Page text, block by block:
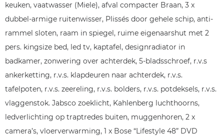
keuken, vaatwasser (Miele), afval compacter Braan, 3 x
dubbel-armige ruitenwisser, Plissés door gehele schip, anti-
rammel sloten, raam in spiegel, ruime eigenaarshut met 2
pers. kingsize bed, led tv, kaptafel, designradiator in
badkamer, zonwering over achterdek, 5-bladsschroef, r.v.s
ankerketting, r.v.s. klapdeuren naar achterdek, r.v.s.
tafelpoten, r.v.s. zeereling, r.v.s. bolders, r.v.s. potdeksels, r.v.s.
vlaggenstok. Jabsco zoeklicht, Kahlenberg luchthoorns,
ledverlichting op traptredes buiten, muggenhoren, 2 x
camera’s, vloerverwarming, 1 x Bose “Lifestyle 48” DVD